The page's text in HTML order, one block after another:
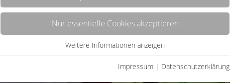
Nur essentielle Cookies akzeptieren
Essentielle Cookies werden für grundlegende Funktionen der
Weitere Informationen anzeigen
Impressum | Datenschutzerklärung